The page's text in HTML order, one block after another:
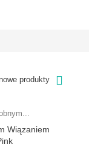
produkty
Wiązaniem